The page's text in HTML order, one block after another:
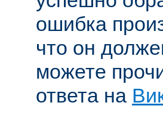
ошибка
что он
можете
ответа на